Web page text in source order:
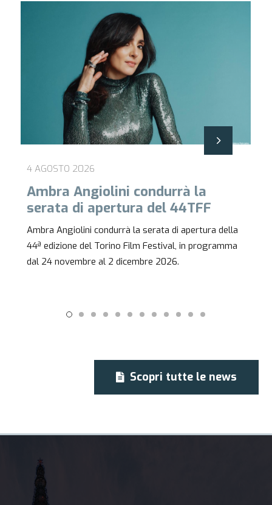
4 AGOSTO 2026
Ambra Angiolini condurrà la
serata di apertura del 44TFF
Ambra Angiolini condurrà la serata di apertura della
44ª edizione del Torino Film Festival, in programma
dal 24 novembre al 2 dicembre 2026.
Scopri tutte le news